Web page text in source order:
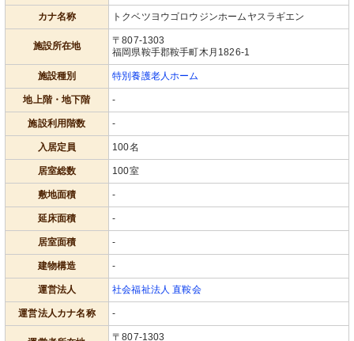
カナ名称 トクベツヨウゴロウジンホームヤスラギエン
施設所在地
〒807-1303
福岡県鞍手郡鞍手町木月1826-1
施設種別 特別養護老人ホーム
地上階・地下階 -
施設利用階数 -
入居定員 100名
居室総数 100室
敷地面積 -
延床面積 -
居室面積 -
建物構造 -
運営法人 社会福祉法人 直鞍会
運営法人カナ名称 -
〒807-1303